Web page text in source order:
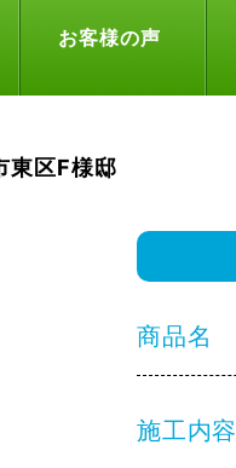
お客様の声
東区F様邸
商品名
施工内容